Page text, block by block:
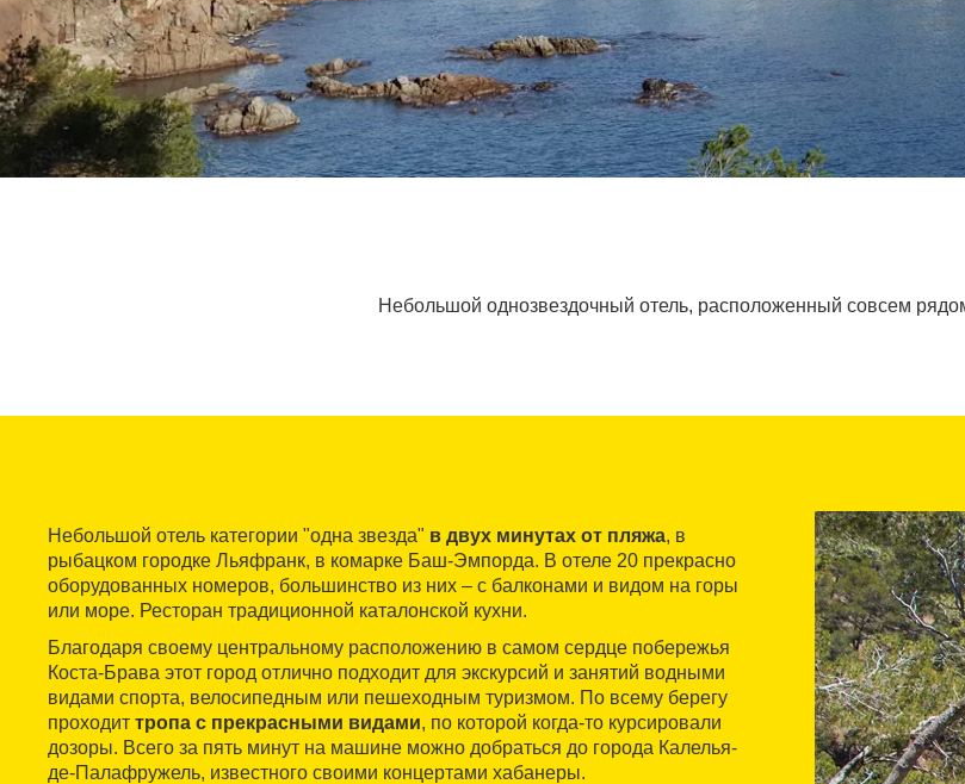
Небольшой однозвездочный отель, расположенный совсем
Небольшой отель категории "одна звезда" в двух минутах от пляжа, в
рыбацком городке Льяфранк, в комарке Баш-Эмпорда. В отеле 20 прекрасно
оборудованных номеров, большинство из них – с балконами и видом на горы
или море. Ресторан традиционной каталонской кухни.
Благодаря своему центральному расположению в самом сердце побережья
Коста-Брава этот город отлично подходит для экскурсий и занятий водными
видами спорта, велосипедным или пешеходным туризмом. По всему берегу
проходит тропа с прекрасными видами, по которой когда-то курсировали
дозоры. Всего за пять минут на машине можно добраться до города Калелья-
де-Палафружель, известного своими концертами хабанеры.